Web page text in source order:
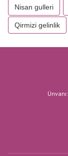
Nisan gulleri
Qirmizi gelinlik